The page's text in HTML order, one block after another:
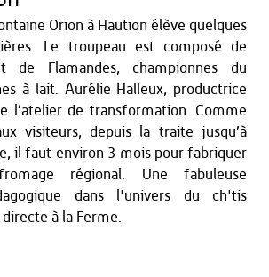
Orion à Haution élève quelques
Le troupeau est composé de
de Flamandes, championnes du
à lait. Aurélie Halleux, productrice
l’atelier de transformation. Comme
visiteurs, depuis la traite jusqu’à
il faut environ 3 mois pour fabriquer
régional. Une fabuleuse
dans l'univers du ch'tis
à la Ferme.